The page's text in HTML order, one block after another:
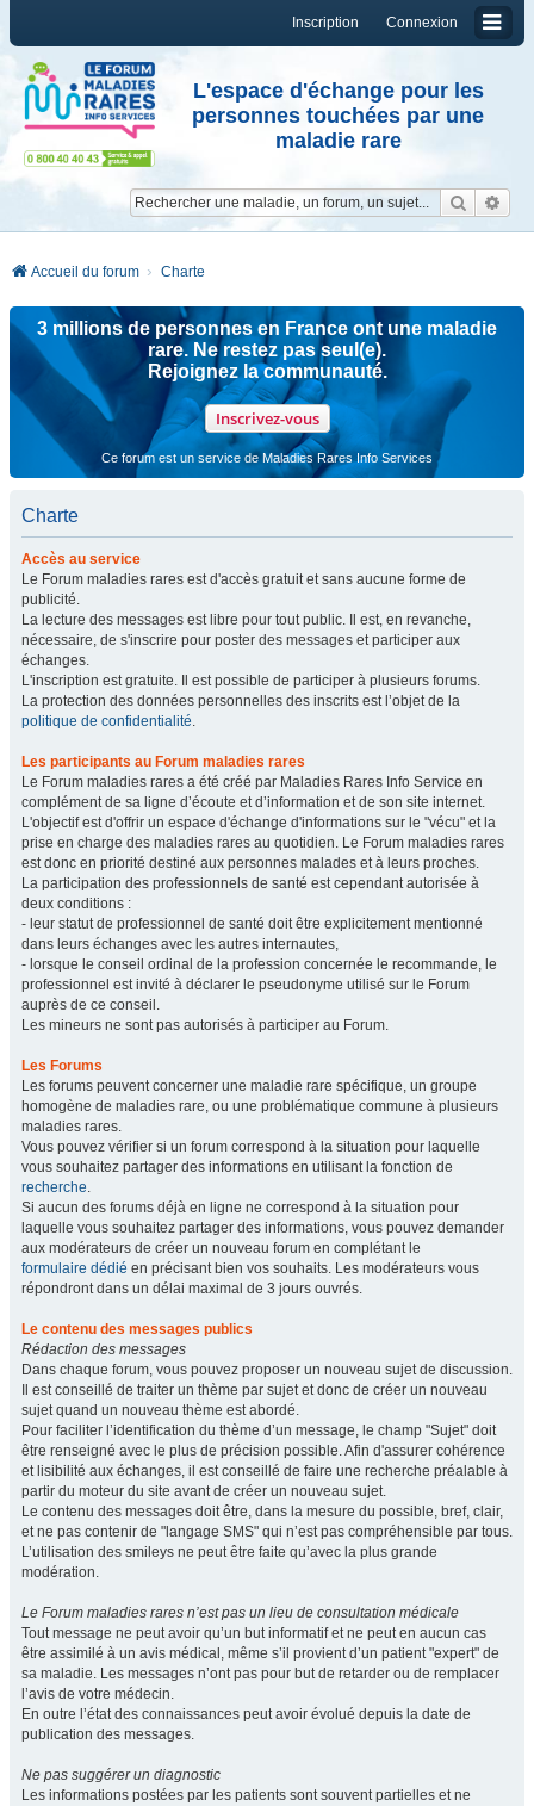
Connexion
Inscription
L'espace d'échange pour les
personnes touchées par une
maladie rare
Accueil du forum Charte
3 millions de personnes en France ont une maladie
rare. Ne restez pas seul(e).
Rejoignez la communauté.
Inscrivez-vous
Ce forum est un service de Maladies Rares Info Services
Charte
Accès au service
Le Forum maladies rares est d'accès gratuit et sans aucune forme de
publicité.
La lecture des messages est libre pour tout public. Il est, en revanche,
nécessaire, de s'inscrire pour poster des messages et participer aux
échanges.
L'inscription est gratuite. Il est possible de participer à plusieurs forums.
La protection des données personnelles des inscrits est l’objet de la
politique de confidentialité.
Les participants au Forum maladies rares
Le Forum maladies rares a été créé par Maladies Rares Info Service en
complément de sa ligne d’écoute et d’information et de son site internet.
L'objectif est d'offrir un espace d'échange d'informations sur le "vécu" et la
prise en charge des maladies rares au quotidien. Le Forum maladies rares
est donc en priorité destiné aux personnes malades et à leurs proches.
La participation des professionnels de santé est cependant autorisée à
deux conditions :
- leur statut de professionnel de santé doit être explicitement mentionné
dans leurs échanges avec les autres internautes,
- lorsque le conseil ordinal de la profession concernée le recommande, le
professionnel est invité à déclarer le pseudonyme utilisé sur le Forum
auprès de ce conseil.
Les mineurs ne sont pas autorisés à participer au Forum.
Les Forums
Les forums peuvent concerner une maladie rare spécifique, un groupe
homogène de maladies rare, ou une problématique commune à plusieurs
maladies rares.
Vous pouvez vérifier si un forum correspond à la situation pour laquelle
vous souhaitez partager des informations en utilisant la fonction de
recherche.
Si aucun des forums déjà en ligne ne correspond à la situation pour
laquelle vous souhaitez partager des informations, vous pouvez demander
aux modérateurs de créer un nouveau forum en complétant le
formulaire dédié en précisant bien vos souhaits. Les modérateurs vous
répondront dans un délai maximal de 3 jours ouvrés.
Le contenu des messages publics
Rédaction des messages
Dans chaque forum, vous pouvez proposer un nouveau sujet de discussion.
Il est conseillé de traiter un thème par sujet et donc de créer un nouveau
sujet quand un nouveau thème est abordé.
Pour faciliter l’identification du thème d’un message, le champ "Sujet" doit
être renseigné avec le plus de précision possible. Afin d'assurer cohérence
et lisibilité aux échanges, il est conseillé de faire une recherche préalable à
partir du moteur du site avant de créer un nouveau sujet.
Le contenu des messages doit être, dans la mesure du possible, bref, clair,
et ne pas contenir de "langage SMS" qui n’est pas compréhensible par tous.
L’utilisation des smileys ne peut être faite qu’avec la plus grande
modération.
Le Forum maladies rares n’est pas un lieu de consultation médicale
Tout message ne peut avoir qu’un but informatif et ne peut en aucun cas
être assimilé à un avis médical, même s’il provient d’un patient "expert" de
sa maladie. Les messages n’ont pas pour but de retarder ou de remplacer
l’avis de votre médecin.
En outre l’état des connaissances peut avoir évolué depuis la date de
publication des messages.
Ne pas suggérer un diagnostic
Les informations postées par les patients sont souvent partielles et ne